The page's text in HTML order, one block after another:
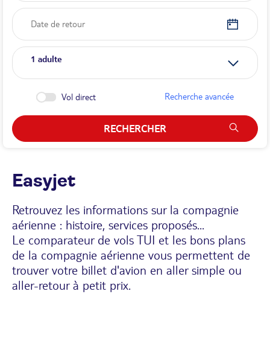
Date de retour
1 adulte
Vol direct Recherche avancée
RECHERCHER
Easyjet
Retrouvez les informations sur la compagnie
aérienne : histoire, services proposés...
Le comparateur de vols TUI et les bons plans
de la compagnie aérienne vous permettent de
trouver votre billet d'avion en aller simple ou
aller-retour à petit prix.